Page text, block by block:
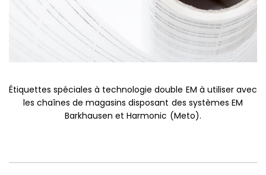
Étiquettes spéciales à technologie double EM à utiliser avec
les chaînes de magasins disposant des systèmes EM
Barkhausen et Harmonic (Meto).